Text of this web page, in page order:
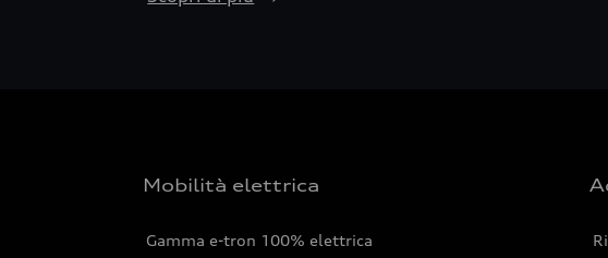
Mobilità elettrica
Gamma e-tron 100% elettrica